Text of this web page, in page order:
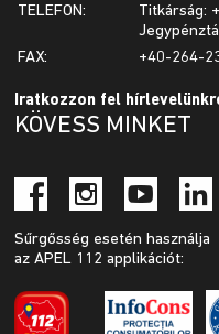
TELEFON:
Titkárság:
FAX:
+40-264-
Iratkozzon fel
KÖVESS MINKET
Sűrgősség esetén használja
az APEL 112 applikációt: